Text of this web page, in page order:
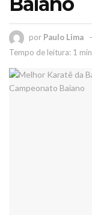
por Paulo Lima
Tempo de leitura: 1 min